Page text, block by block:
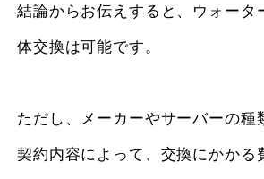
結論からお伝えすると、ウォータ
体交換は可能です。
ただし、メーカーやサーバーの種
契約内容によって、交換にかかる